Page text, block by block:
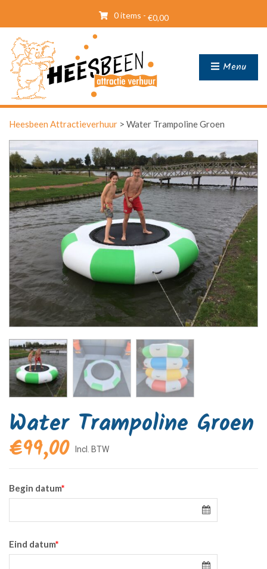
0 items - €0,00
Menu
Heesbeen Attractieverhuur > Water Trampoline Groen
Water Trampoline Groen
€99,00
Begin datum*
Eind datum*